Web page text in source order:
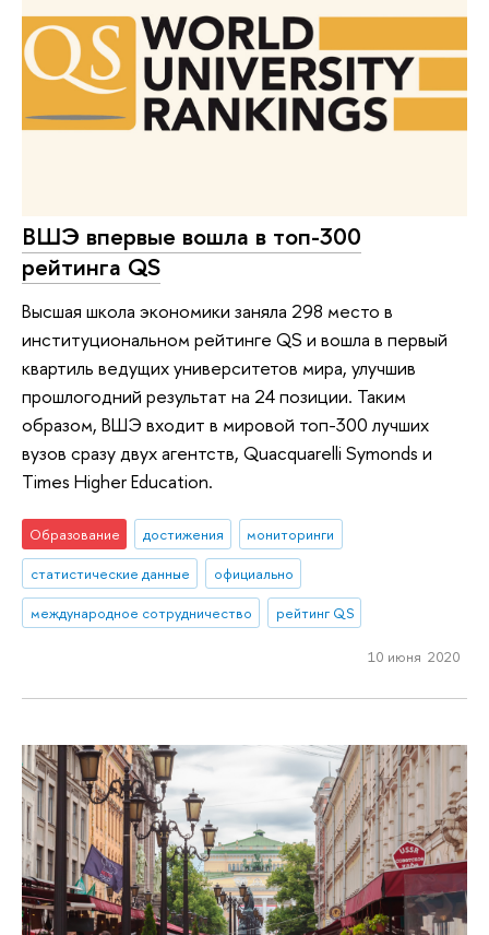
ВШЭ впервые вошла в топ-300
рейтинга QS
Высшая школа экономики заняла 298 место в
институциональном рейтинге QS и вошла в первый
квартиль ведущих университетов мира, улучшив
прошлогодний результат на 24 позиции. Таким
образом, ВШЭ входит в мировой топ-300 лучших
вузов сразу двух агентств, Quacquarelli Symonds и
Times Higher Education.
Образование достижения
мониторинги
статистические данные
официально
международное сотрудничество
рейтинг QS
10 июня 2020